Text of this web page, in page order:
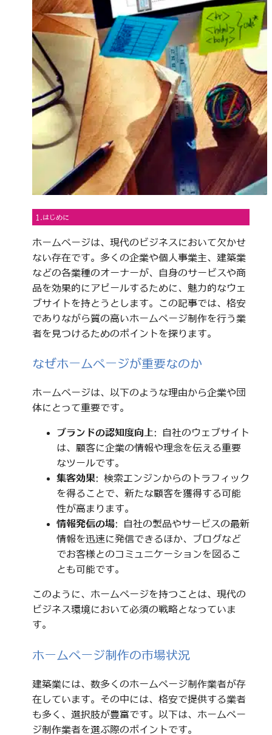
1.はじめに
ホームページは、現代のビジネスにおいて欠かせ
ない存在です。多くの企業や個人事業主、建築業
などの各業種のオーナーが、自身のサービスや商
品を効果的にアピールするために、魅力的なウェ
ブサイトを持とうとします。この記事では、格安
でありながら質の高いホームページ制作を行う業
者を見つけるためのポイントを探ります。
なぜホームページが重要なのか
ホームページは、以下のような理由から企業や団
体にとって重要です。
ブランドの認知度向上: 自社のウェブサイト
は、顧客に企業の情報や理念を伝える重要
なツールです。
集客効果: 検索エンジンからのトラフィック
を得ることで、新たな顧客を獲得する可能
性が高まります。
情報発信の場: 自社の製品やサービスの最新
情報を迅速に発信できるほか、ブログなど
でお客様とのコミュニケーションを図るこ
とも可能です。
このように、ホームページを持つことは、現代の
ビジネス環境において必須の戦略となっていま
す。
ホームページ制作の市場状況
建築業には、数多くのホームページ制作業者が存
在しています。その中には、格安で提供する業者
も多く、選択肢が豊富です。以下は、ホームペー
ジ制作業者を選ぶ際のポイントです。